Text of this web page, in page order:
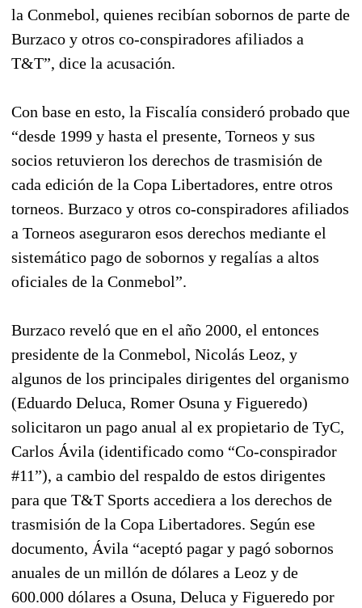
la Conmebol, quienes recibían sobornos de parte de
Burzaco y otros co-conspiradores afiliados a
T&T”, dice la acusación.
Con base en esto, la Fiscalía consideró probado que
“desde 1999 y hasta el presente, Torneos y sus
socios retuvieron los derechos de trasmisión de
cada edición de la Copa Libertadores, entre otros
torneos. Burzaco y otros co-conspiradores afiliados
a Torneos aseguraron esos derechos mediante el
sistemático pago de sobornos y regalías a altos
oficiales de la Conmebol”.
Burzaco reveló que en el año 2000, el entonces
presidente de la Conmebol, Nicolás Leoz, y
algunos de los principales dirigentes del organismo
(Eduardo Deluca, Romer Osuna y Figueredo)
solicitaron un pago anual al ex propietario de TyC,
Carlos Ávila (identificado como “Co-conspirador
#11”), a cambio del respaldo de estos dirigentes
para que T&T Sports accediera a los derechos de
trasmisión de la Copa Libertadores. Según ese
documento, Ávila “aceptó pagar y pagó sobornos
anuales de un millón de dólares a Leoz y de
600.000 dólares a Osuna, Deluca y Figueredo por